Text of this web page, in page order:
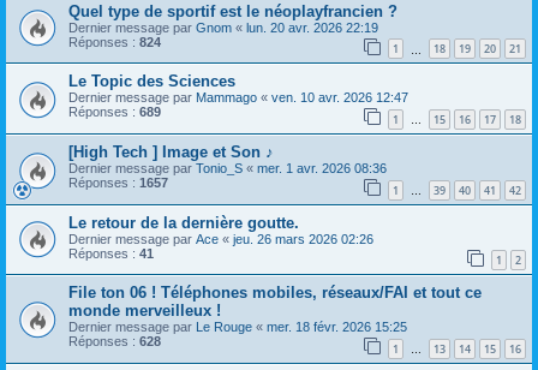
Quel type de sportif est le néoplayfrancien ?
Dernier message par Gnom « lun. 20 avr. 2026 22:19
Réponses : 824 1 18 19 20 21
Le Topic des Sciences
Dernier message par Mammago « ven. 10 avr. 2026 12:47
Réponses : 689 1 … 15 16 17 18
[High Tech ] Image et Son ♪
Dernier message par Tonio_S « mer. 1 avr. 2026 08:36
Réponses : 1657 1 39 40 41 42
Le retour de la dernière goutte.
Dernier message par Ace « jeu. 26 mars 2026 02:26
Réponses : 41 1 2
File ton 06 ! Téléphones mobiles, réseaux/FAI et tout ce
monde merveilleux !
Dernier message par Le Rouge « mer. 18 févr. 2026 15:25
Réponses : 628 1 … 13 14 15 16